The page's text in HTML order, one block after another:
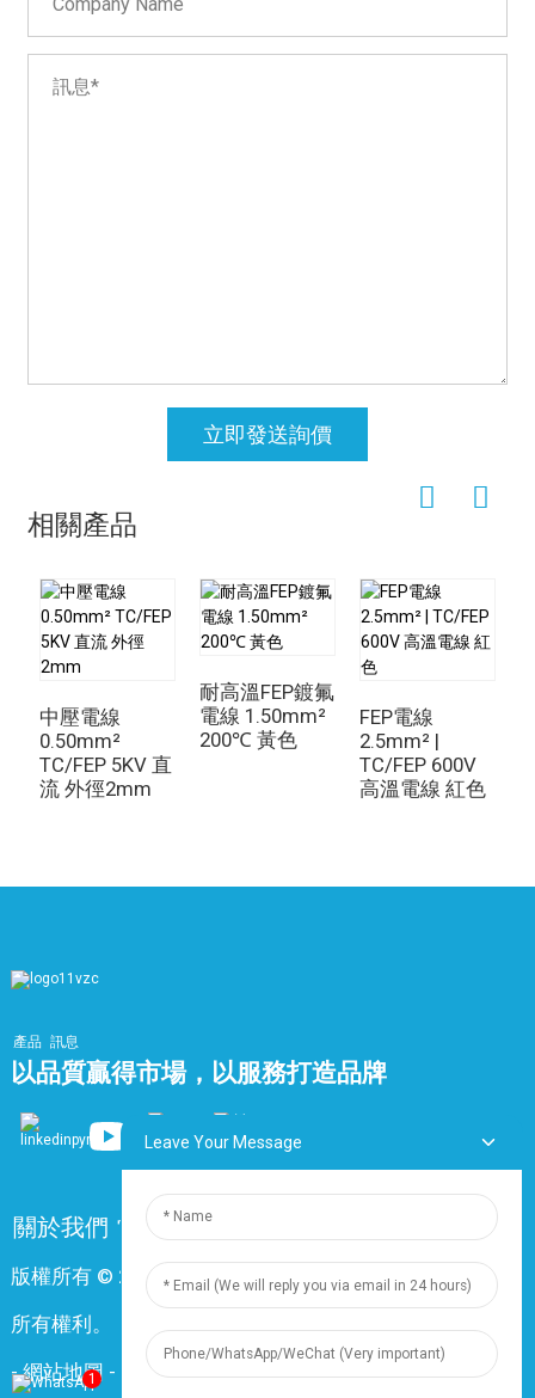
立即發送詢價
相關產品
中壓電線
0.50mm²
TC/FEP 5KV 直
流 外徑2mm
耐高溫FEP鍍氟
電線 1.50mm²
200℃ 黃色
FEP電線
2.5mm² |
TC/FEP 600V
高溫電線 紅色
產品 訊息
以品質贏得市場，以服務打造品牌
關於我們 常問問題
版權所有 © 2024 上海鼎尊電氣電纜股份有限公司。保留
所有權利。
-網站地圖 - Resource
1
Leave Your Message